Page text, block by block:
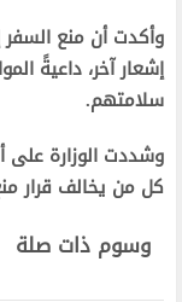
وأكدت أن منع
إشعار آخر، داعيةً
سلامتهم.
وشددت الوزارة على
كل من يخالف قرار
وسوم ذات صلة